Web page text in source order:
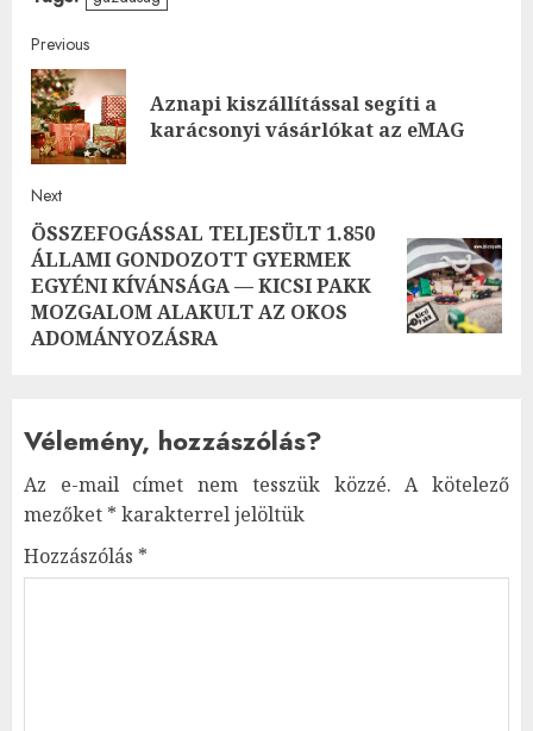
Post
navigation
Previous
Aznapi kiszállítással segíti a
karácsonyi vásárlókat az eMAG
Next
Next
post:
ÖSSZEFOGÁSSAL TELJESÜLT 1.850
ÁLLAMI GONDOZOTT GYERMEK
EGYÉNI KÍVÁNSÁGA — KICSI PAKK
MOZGALOM ALAKULT AZ OKOS
ADOMÁNYOZÁSRA
Vélemény, hozzászólás?
Az e-mail címet nem tesszük közzé. A kötelező
mezőket * karakterrel jelöltük
Hozzászólás *